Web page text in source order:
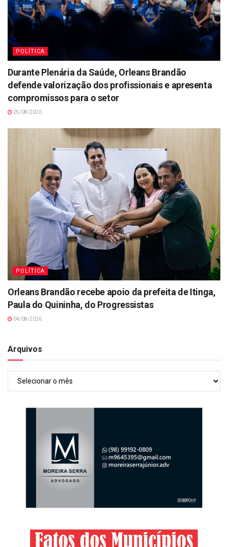
POLÍTICA
Durante Plenária da Saúde, Orleans Brandão
defende valorização dos profissionais e apresenta
compromissos para o setor
05/08/2026
POLÍTICA
Orleans Brandão recebe apoio da prefeita de Itinga,
Paula do Quininha, do Progressistas
04/08/2026
Arquivos
Arquivos